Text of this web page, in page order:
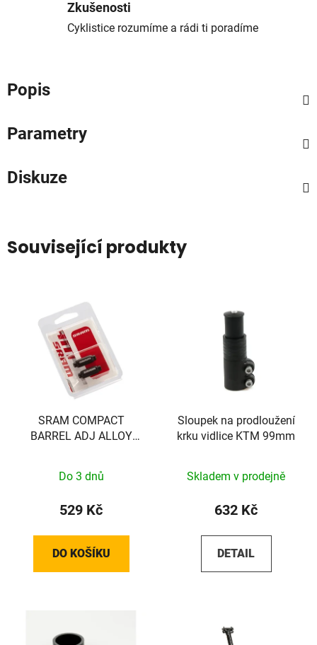
Zkušenosti
Cyklistice rozumíme a rádi ti poradíme
Popis
Parametry
Diskuze
Související produkty
SRAM COMPACT
BARREL ADJ ALLOY
Do 3 dnů
529 Kč
DO KOŠÍKU
Sloupek na prodloužení
krku vidlice KTM 99mm
Skladem v prodejně
632 Kč
DETAIL